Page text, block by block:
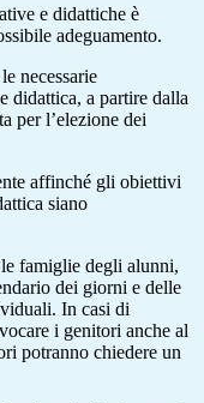
e didattiche è
adeguamento.
necessarie
didattica, a partire dalla
per l’elezione dei
affinché gli obiettivi
siano
famiglie degli alunni,
dei giorni e delle
In casi di
i genitori anche al
potranno chiedere un